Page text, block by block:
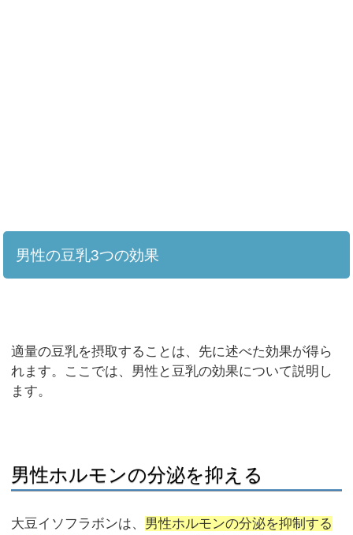
男性の豆乳3つの効果
適量の豆乳を摂取することは、先に述べた効果が得ら
れます。ここでは、男性と豆乳の効果について説明し
ます。
男性ホルモンの分泌を抑える
大豆イソフラボンは、 男性ホルモンの分泌を抑制する